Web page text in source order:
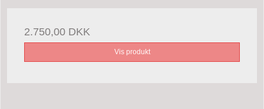
2.750,00 DKK
Vis produkt